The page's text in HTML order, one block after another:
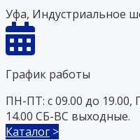
Уфа, Индустриальное
График работы
ПН-ПТ: с 09.00 до 19.00,
14.00 СБ-ВС выходные.
Каталог >